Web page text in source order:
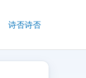
诗否诗否